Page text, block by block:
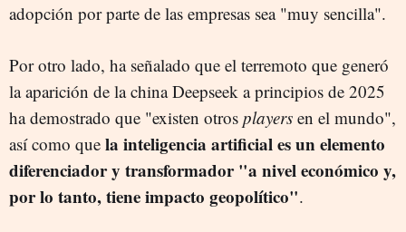
adopción por parte de las empresas sea "muy sencilla".
Por otro lado, ha señalado que el terremoto que generó
la aparición de la china Deepseek a principios de 2025
ha demostrado que "existen otros players en el mundo",
así como que la inteligencia artificial es un elemento
diferenciador y transformador "a nivel económico y,
por lo tanto, tiene impacto geopolítico".